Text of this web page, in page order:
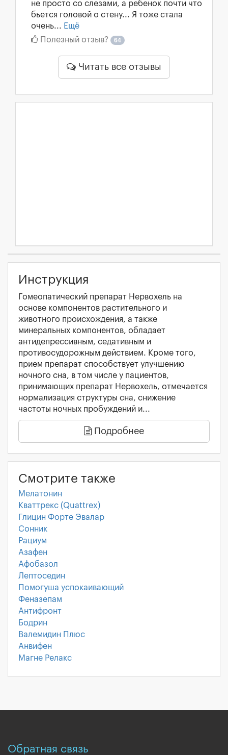
не просто со слезами, а ребенок почти что
бьется головой о стену... Я тоже стала
очень... Ещё
Полезный отзыв?
64
Читать все отзывы
Инструкция
Гомеопатический препарат Нервохель на
основе компонентов растительного и
животного происхождения, а также
минеральных компонентов, обладает
антидепрессивным, седативным и
противосудорожным действием. Кроме того,
прием препарат способствует улучшению
ночного сна, в том числе у пациентов,
принимающих препарат Нервохель, отмечается
нормализация структуры сна, снижение
частоты ночных пробуждений и...
Подробнее
Смотрите также
Мелатонин
Кваттрекс (Quattrex)
Глицин Форте Эвалар
Сонник
Рациум
Азафен
Афобазол
Лептоседин
Помогуша успокаивающий
Феназепам
Антифронт
Бодрин
Валемидин Плюс
Анвифен
Магне Релакс
Обратная связь